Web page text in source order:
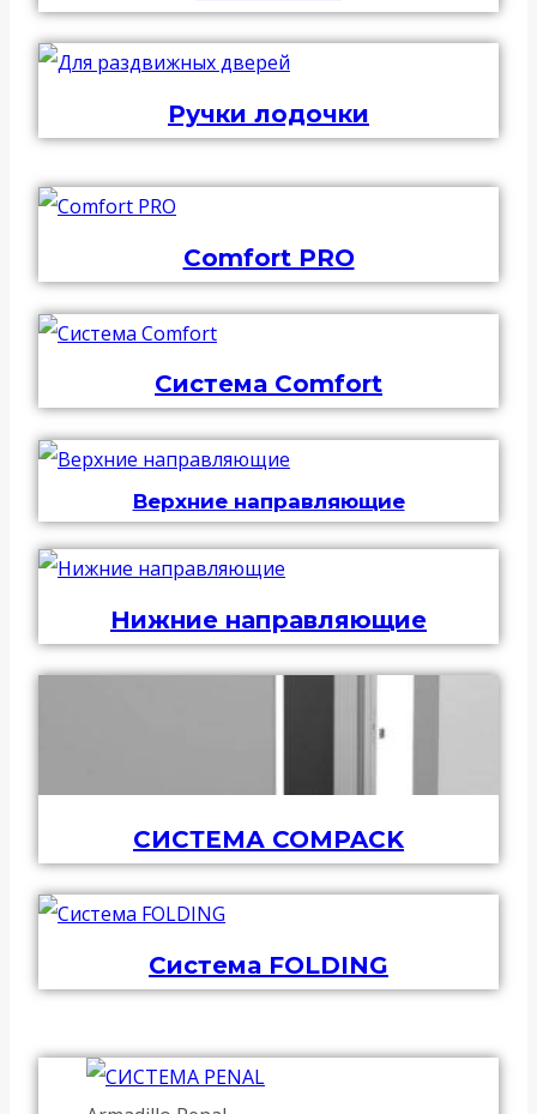
Ручки лодочки
Comfort PRO
Система Comfort
Верхние направляющие
Нижние направляющие
СИСТЕМА COMPACK
Система FOLDING